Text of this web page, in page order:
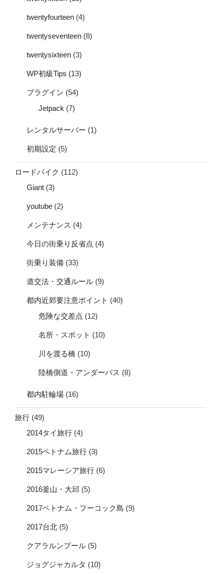
twentyfourteen (4)
twentyseventeen (8)
twentysixteen (3)
WP初級Tips (13)
プラグイン (54)
Jetpack (7)
レンタルサーバー (1)
初期設定 (5)
ロードバイク (112)
Giant (3)
youtube (2)
メンテナンス (4)
今日の街乗り反省点 (4)
街乗り装備 (33)
道交法・交通ルール (9)
都内近郊要注意ポイント (40)
危険な交差点 (12)
名所・スポット (10)
川を渡る橋 (10)
陸橋側道・アンダーパス (8)
都内駐輪場 (16)
旅行 (49)
2014タイ旅行 (4)
2015ベトナム旅行 (3)
2015マレーシア旅行 (6)
2016釜山・大邱 (5)
2017ベトナム・フーコック島 (9)
2017台北 (5)
クアラルンプール (5)
ジョグジャカルタ (10)